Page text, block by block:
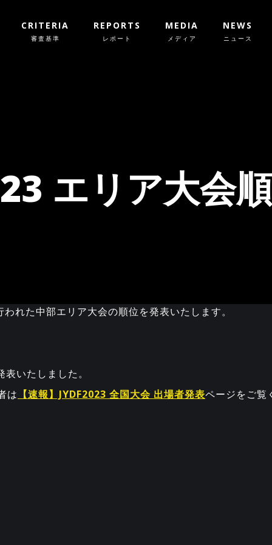
CRITERIA
審査基準
REPORTS
レポート
MEDIA
メディア
NEWS
ニュース
エリア大会
れた中部エリア大会の順位を発表いたします。
いたしました。
は 【速報】JYDF2023 全国大会 出場者発表ページをご覧